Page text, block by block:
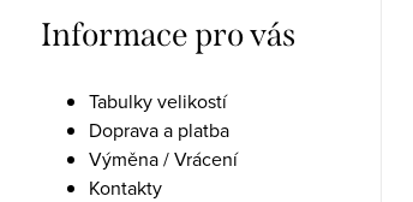
Informace pro vás
Tabulky velikostí
Doprava a platba
Výměna / Vrácení
Kontakty